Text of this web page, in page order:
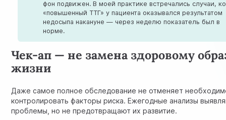
фон подвижен. В моей практике встречались случаи,
«повышенный ТТГ» у пациента оказывался результатом
недосыпа накануне — через неделю показатель был в
норме.
Чек-ап — не замена здоровому
жизни
Даже самое полное обследование не отменяет
контролировать факторы риска. Ежегодные анализы
проблемы, но не предотвращают их развитие.